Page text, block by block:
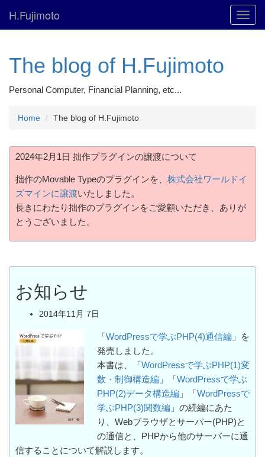
H.Fujimoto
The blog of H.Fujimoto
Personal Computer, Financial Planning, etc...
Home The blog of H.Fujimoto
2024年2月1日 拙作プラグインの譲渡について
拙作のMovable Typeのプラグインを、 株式会社ワールドイ
ズマインに譲渡いたしました。
長きにわたり拙作のプラグインをご愛顧いただき、ありが
とうございました。
お知らせ
2014年11月 7日
「 WordPressで学ぶPHP(4)通信編 」を
発売しました。
本書は、「 WordPressで学ぶPHP(1)変
数・制御構造編 」「 WordPressで学ぶ
PHP(2)データ構造編 」「 WordPressで
学ぶPHP(3)関数編 」の続編にあた
り、Webブラウザとサーバー(PHP)と
の通信と、PHPから他のサーバーに通
信することについて解説します。